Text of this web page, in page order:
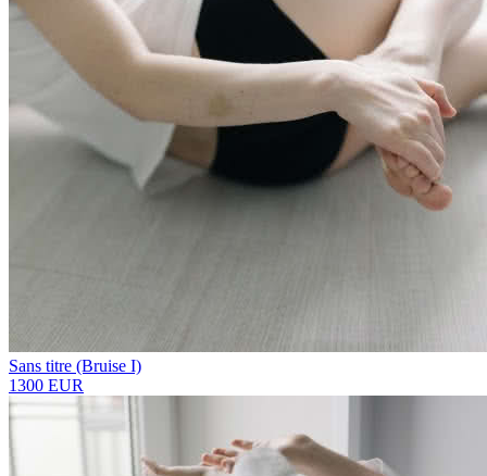
Sans titre (Bruise I)
1300 EUR